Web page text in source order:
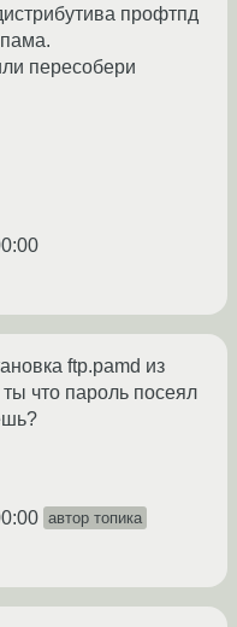
профтпд
пересобери
ftp.pamd из
что пароль посеял
автор топика